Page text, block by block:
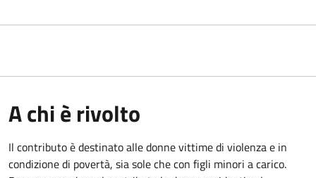
A chi è rivolto
Il contributo è destinato alle donne vittime di violenza e in
condizione di povertà, sia sole che con figli minori a carico.